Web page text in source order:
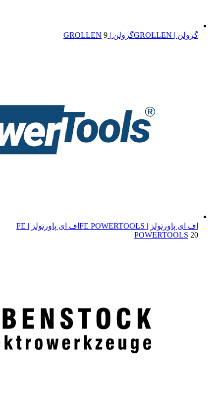
گرولن | GROLLEN گرولن | GROLLEN 9
اف ای پاورتولز | FE POWERTOOLS
اف ای پاورتولز | FE
POWERTOOLS 20